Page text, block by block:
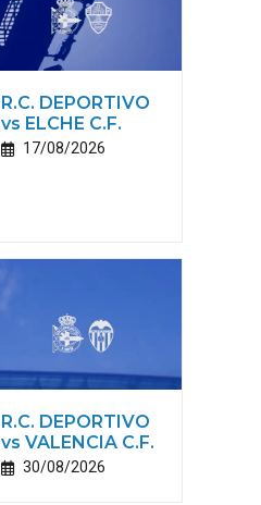
R.C. DEPORTIVO
vs ELCHE C.F.
17/08/2026
R.C. DEPORTIVO
vs VALENCIA C.F.
30/08/2026